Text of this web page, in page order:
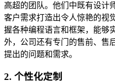
高超的团队。他们中既有设计
客户需求打造出令人惊艳的视
握各种编程语言和框架，能够
外，公司还有专门的售前、售
提出的问题和需求。
2. 个性化定制